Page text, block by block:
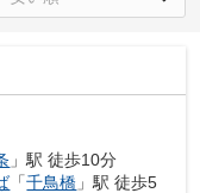
」駅 徒歩10分
「千鳥橋 」駅 徒歩5